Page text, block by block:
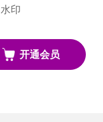
印
开通会员